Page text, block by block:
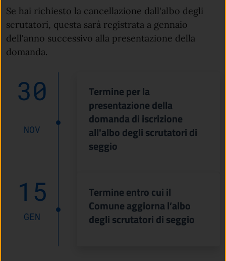
Se hai richiesto la cancellazione dall'albo degli
scrutatori, questa sarà registrata a gennaio
dell'anno successivo alla presentazione della
domanda.
30
NOV
Termine per la
presentazione della
domanda di iscrizione
all'albo degli scrutatori di
seggio
15
GEN
Termine entro cui il
Comune aggiorna l’albo
degli scrutatori di seggio